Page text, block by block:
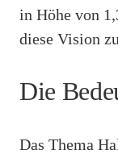
in Höhe von
diese Vision
Die
Das Thema